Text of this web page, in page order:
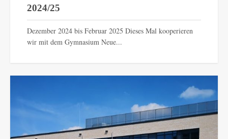
2024/25
Dezember 2024 bis Februar 2025 Dieses Mal kooperieren
wir mit dem Gymnasium Neue...